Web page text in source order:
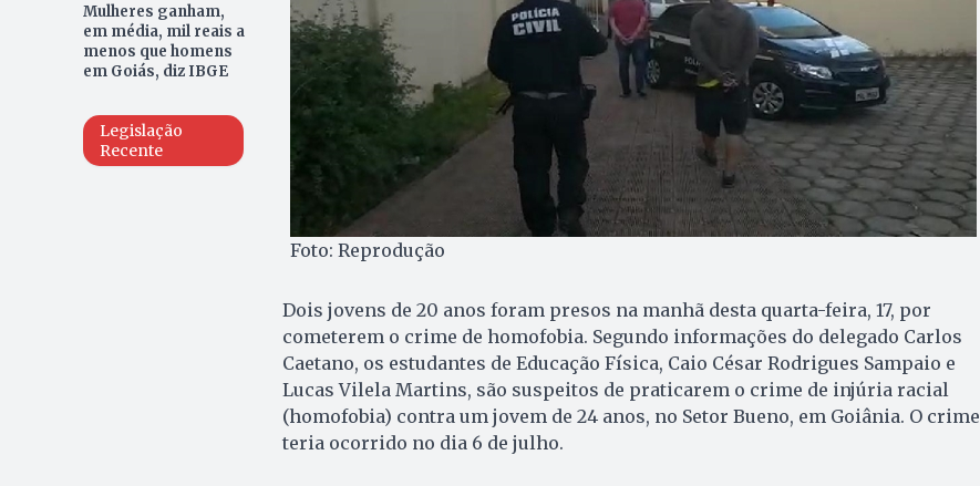
Mulheres ganham,
em média, mil reais a
menos que homens
em Goiás, diz IBGE
Legislação
Recente
Foto: Reprodução
Dois jovens de 20 anos foram presos na manhã desta quarta-feira, 17, por
cometerem o crime de homofobia. Segundo informações do delegado Carlos
Caetano, os estudantes de Educação Física, Caio César Rodrigues Sampaio e
Lucas Vilela Martins, são suspeitos de praticarem o crime de injúria racial
(homofobia) contra um jovem de 24 anos, no Setor Bueno, em Goiânia. O crime
teria ocorrido no dia 6 de julho.